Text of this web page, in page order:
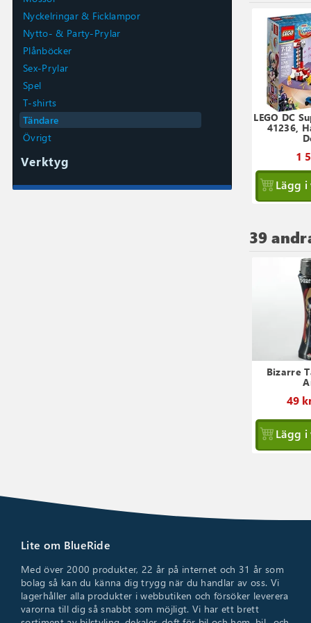
Nyckelringar & Ficklampor
Nytto- & Party-Prylar
Plånböcker
Sex-Prylar
Spel
T-shirts
Tändare
Övrigt
Verktyg
LEGO DC
41236,
1
Lägg
39
Bizarre
49
Lägg
Lite om BlueRide
Med över 2000 produkter, 22 år på internet och 31 år som
bolag så kan du känna dig trygg när du handlar av oss. Vi
lagerhåller alla produkter i webbutiken och försöker leverera
varorna till dig så snabbt som möjligt. Vi har ett brett